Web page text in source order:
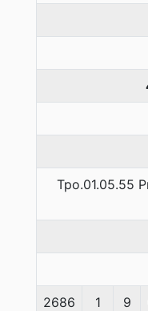
Tpo.01.05.55
2686 1 9